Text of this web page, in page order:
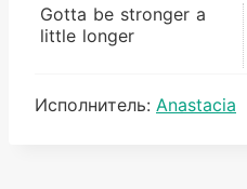
Gotta be stronger a
little longer
Метки
Исполнитель: Anastacia